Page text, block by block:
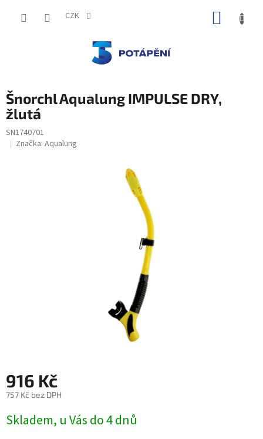
CZK
Šnorchl Aqualung IMPULSE DRY,
žlutá
SN1740701
Značka: Aqualung
916 Kč
757 Kč bez DPH
Skladem, u Vás do 4 dnů